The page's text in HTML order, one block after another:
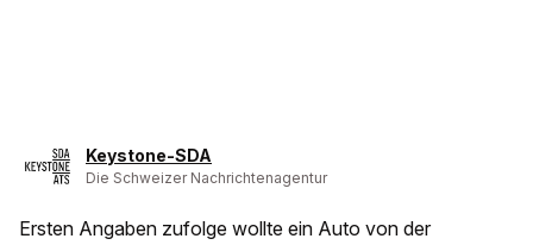
Keystone-SDA
Die Schweizer Nachrichtenagentur
Ersten Angaben zufolge wollte ein Auto von der